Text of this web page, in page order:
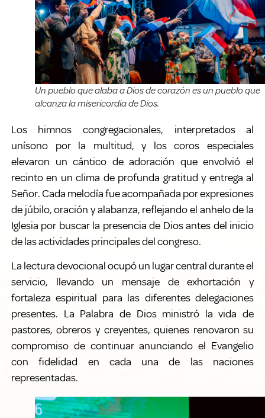
Un pueblo que alaba a Dios de corazón es un pueblo que
alcanza la misericordia de Dios.
Los himnos congregacionales, interpretados al
unísono por la multitud, y los coros especiales
elevaron un cántico de adoración que envolvió el
recinto en un clima de profunda gratitud y entrega al
Señor. Cada melodía fue acompañada por expresiones
de júbilo, oración y alabanza, reflejando el anhelo de la
Iglesia por buscar la presencia de Dios antes del inicio
de las actividades principales del congreso.
La lectura devocional ocupó un lugar central durante el
servicio, llevando un mensaje de exhortación y
fortaleza espiritual para las diferentes delegaciones
presentes. La Palabra de Dios ministró la vida de
pastores, obreros y creyentes, quienes renovaron su
compromiso de continuar anunciando el Evangelio
con fidelidad en cada una de las naciones
representadas.